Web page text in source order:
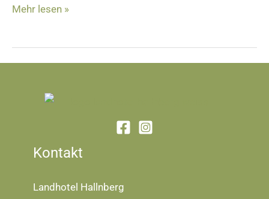
Mehr lesen »
Kontakt
Landhotel Hallnberg